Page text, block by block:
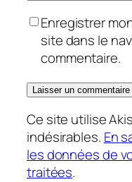
Enregistrer
site dans le
commentaire.
Ce site utilise
indésirables. En
les données de
traitées.